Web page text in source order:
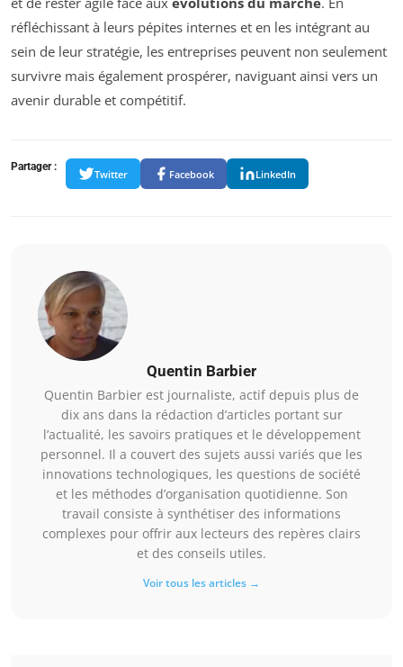
réfléchissant à leurs pépites internes et en les intégrant au
sein de leur stratégie, les entreprises peuvent non seulement
survivre mais également prospérer, naviguant ainsi vers un
avenir durable et compétitif.
Partager :
Twitter Facebook LinkedIn
Quentin Barbier
Quentin Barbier est journaliste, actif depuis plus de
dix ans dans la rédaction d’articles portant sur
l’actualité, les savoirs pratiques et le développement
personnel. Il a couvert des sujets aussi variés que les
innovations technologiques, les questions de société
et les méthodes d’organisation quotidienne. Son
travail consiste à synthétiser des informations
complexes pour offrir aux lecteurs des repères clairs
et des conseils utiles.
Voir tous les articles →